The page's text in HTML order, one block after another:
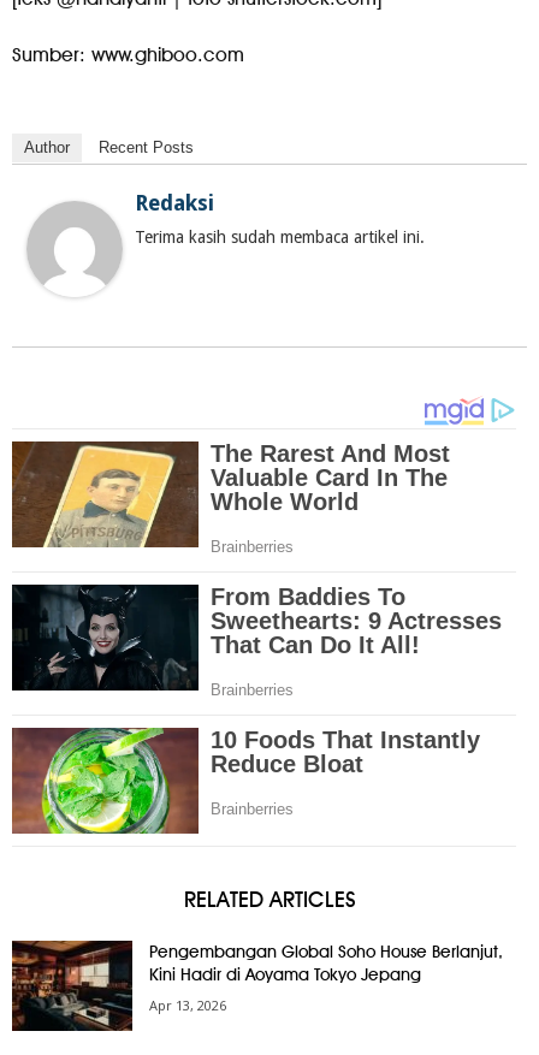
Sumber: www.ghiboo.com
Author Recent Posts
Redaksi
Terima kasih sudah membaca artikel ini.
RELATED ARTICLES
Pengembangan Global Soho House Berlanjut,
Kini Hadir di Aoyama Tokyo Jepang
Apr 13, 2026